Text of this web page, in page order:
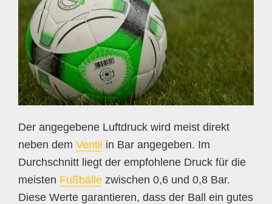
Der angegebene Luftdruck wird meist direkt
neben dem Ventil in Bar angegeben. Im
Durchschnitt liegt der empfohlene Druck für die
meisten Fußbälle zwischen 0,6 und 0,8 Bar.
Diese Werte garantieren, dass der Ball ein gutes